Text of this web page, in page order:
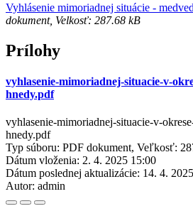
Vyhlásenie mimoriadnej situácie -
dokument, Velkosť: 287.68 kB
Prílohy
vyhlasenie-mimoriadnej-situacie-v-
hnedy.pdf
vyhlasenie-mimoriadnej-situacie-v-
hnedy.pdf
Typ súboru: PDF dokument, Veľkosť:
Dátum vloženia: 2. 4. 2025 15:00
Dátum poslednej aktualizácie: 14. 4.
Autor: admin